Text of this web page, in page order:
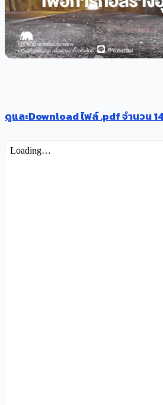
ดูและDownload ไฟล์ .pdf จำนวน